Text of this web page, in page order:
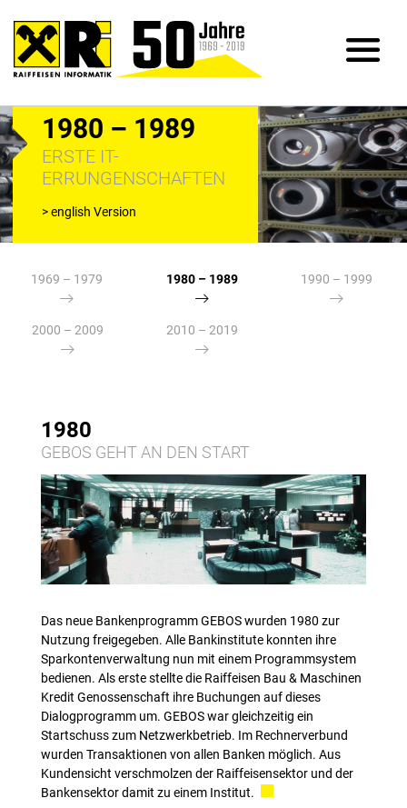
1980 – 1989
ERSTE IT-
ERRUNGENSCHAFTEN
>english Version
1969 – 1979 1980 – 1989 1990 – 1999
2000 – 2009 2010 – 2019
1980
GEBOS GEHT AN DEN START
Das neue Bankenprogramm GEBOS wurden 1980 zur
Nutzung freigegeben. Alle Bankinstitute konnten ihre
Sparkontenverwaltung nun mit einem Programmsystem
bedienen. Als erste stellte die Raiffeisen Bau & Maschinen
Kredit Genossenschaft ihre Buchungen auf dieses
Dialogprogramm um. GEBOS war gleichzeitig ein
Startschuss zum Netzwerkbetrieb. Im Rechnerverbund
wurden Transaktionen von allen Banken möglich. Aus
Kundensicht verschmolzen der Raiffeisensektor und der
Bankensektor damit zu einem Institut.